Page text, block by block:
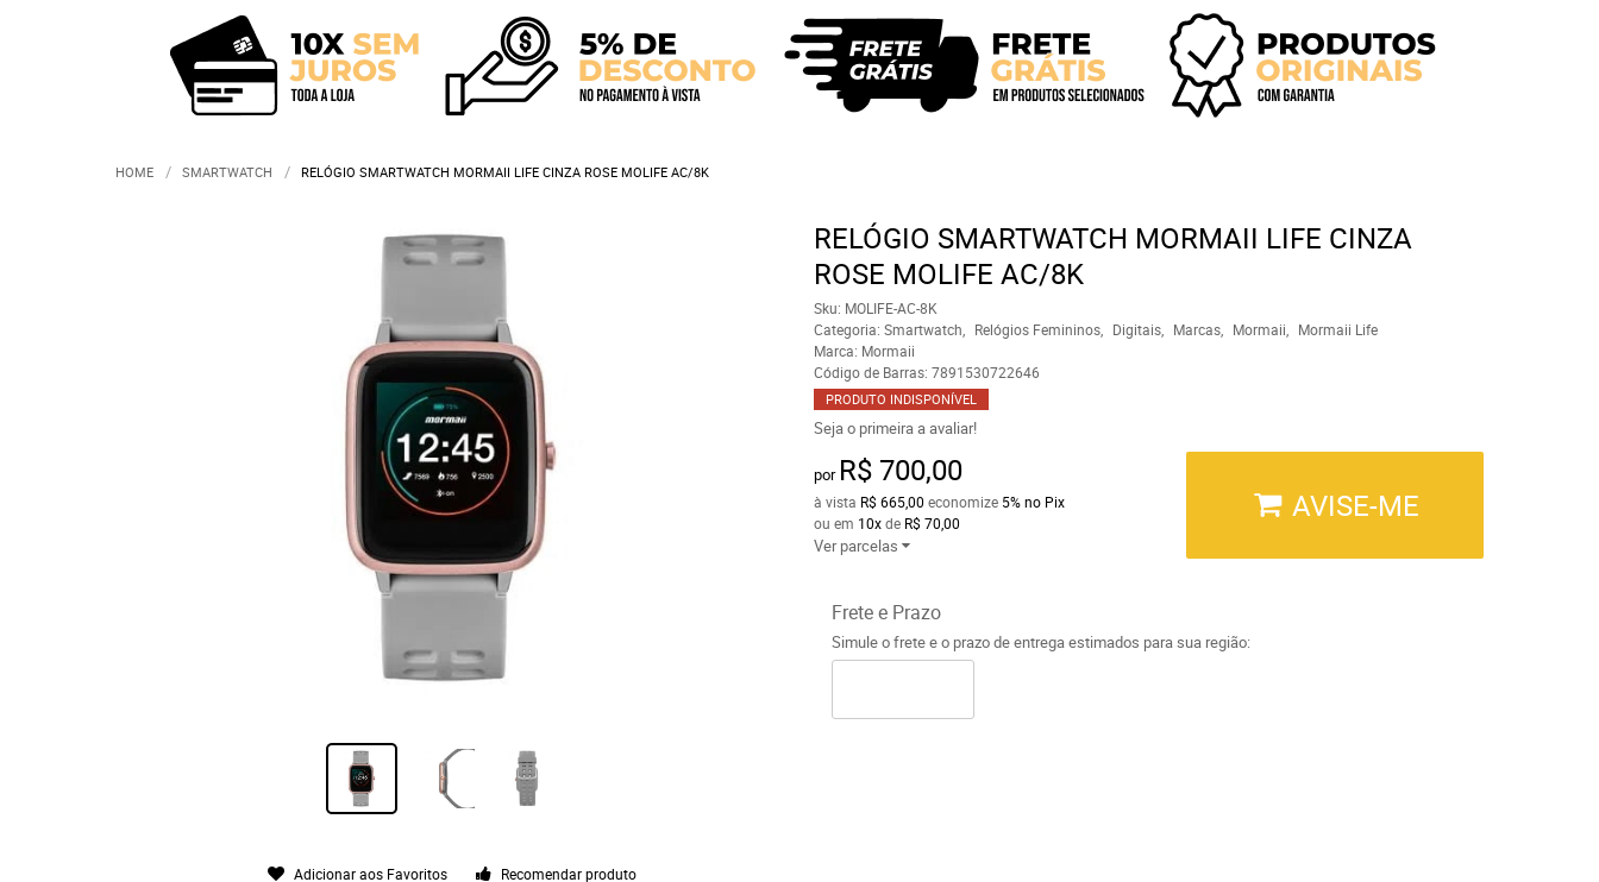
HOME SMARTWATCH RELÓGIO SMARTWATCH MORMAII LIFE CINZA ROSE MOLIFE AC/8K
Adicionar aos Favoritos Recomendar produto
RELÓGIO SMARTWATCH MORMAII LIFE CINZA
ROSE MOLIFE AC/8K
Sku: MOLIFE-AC-8K
Categoria: Smartwatch Relógios Femininos Digitais Marcas Mormaii
Mormaii Life
Marca: Mormaii
Código de Barras: 7891530722646
PRODUTO INDISPONÍVEL
Seja o primeira a avaliar!
por R$ 700,00
à vista R$ 665,00 economize 5% no Pix
ou em 10xde R$ 70,00
Ver parcelas
AVISE-ME
Frete e Prazo
Simule o frete e o prazo de entrega estimados para sua região: